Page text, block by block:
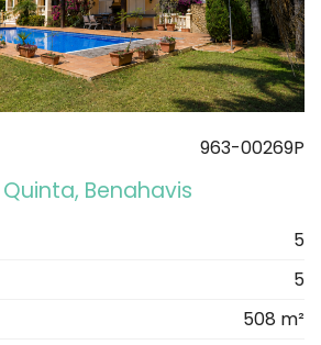
963-00269P
Benahavis
5
5
508 m²